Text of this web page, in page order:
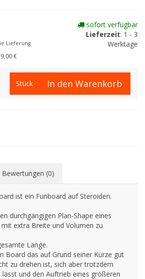
Lieferung
€
sofort verfügbar
Lieferzeit: 1 - 3
Werktage
Stück In den Warenkorb
Bewertungen (0)
ist ein Funboard auf Steroiden.
durchgängigen Plan-Shape eines
extra Breite und Volumen zu
Länge.
Board das auf Grund seiner Kürze gut
zu drehen ist, sich aber trotzdem
und den Auftrieb eines größeren